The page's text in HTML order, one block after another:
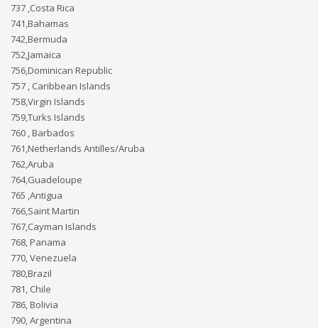
737 ,Costa Rica
741,Bahamas
742,Bermuda
752,Jamaica
756,Dominican Republic
757 , Caribbean Islands
758,Virgin Islands
759,Turks Islands
760 , Barbados
761,Netherlands Antilles/Aruba
762,Aruba
764,Guadeloupe
765 ,Antigua
766,Saint Martin
767,Cayman Islands
768, Panama
770, Venezuela
780,Brazil
781, Chile
786, Bolivia
790, Argentina